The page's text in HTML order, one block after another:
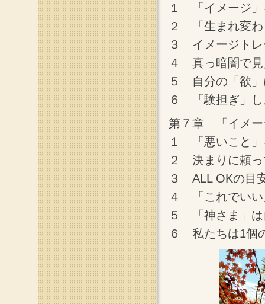
１ 「イメージ」
２ 「生まれ変わ
３ イメージトレ
４ 真っ暗闇で見
５ 自分の「欲」
６ 「験担ぎ」し
第７章 「イメー
１ 「悪いこと」
２ 決まりに頼っ
３ ALL OKの目
４ 「これでいい
５ 「神さま」は
６ 私たちは1個